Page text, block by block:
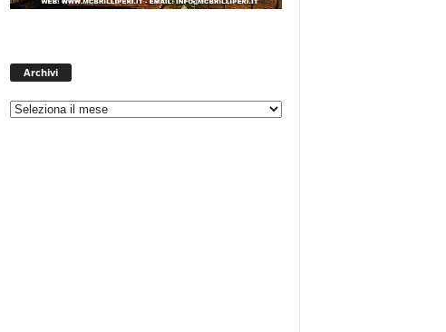
Archivi